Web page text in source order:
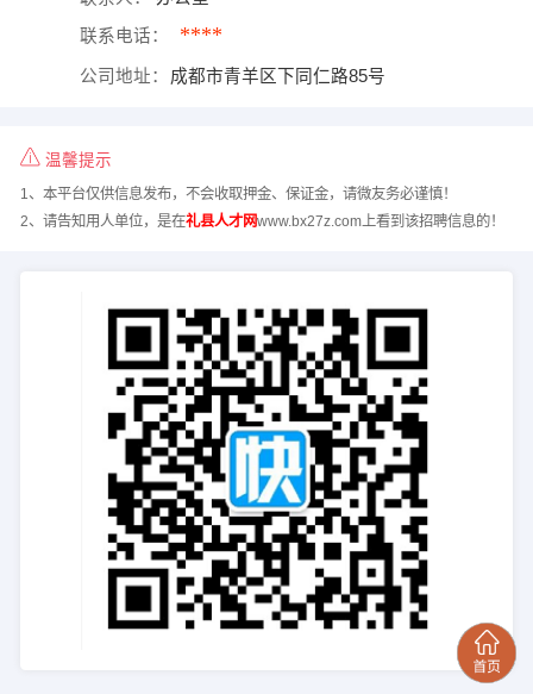
联系电话： ****
公司地址： 成都市青羊区下同仁路85号
温馨提示
1、本平台仅供信息发布，不会收取押金、保证金，请微友务必谨慎！
2、请告知用人单位，是在礼县人才网www.bx27z.com上看到该招聘信息的！